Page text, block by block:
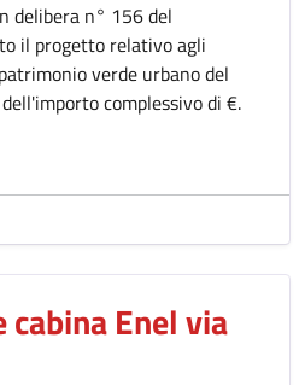
delibera n° 156 del
il progetto relativo agli
verde urbano del
complessivo di €.
cabina Enel via